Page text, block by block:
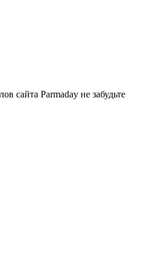
сайта Parmaday не забудьте